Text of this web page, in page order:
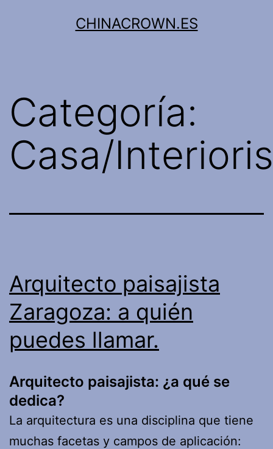
CHINACROWN.ES
Categoría:
Casa/
Arquitecto paisajista
Zaragoza: a quién
puedes llamar.
Arquitecto paisajista: ¿a qué se
dedica?
La arquitectura es una disciplina que tiene
muchas facetas y campos de aplicación: